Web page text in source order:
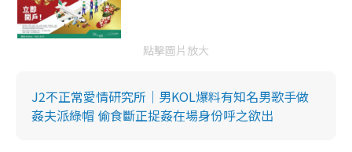
點擊圖片放大
J2不正常愛情研究所｜男KOL爆料有知名男歌手做
姦夫派綠帽 偷食斷正捉姦在場身份呼之欲出